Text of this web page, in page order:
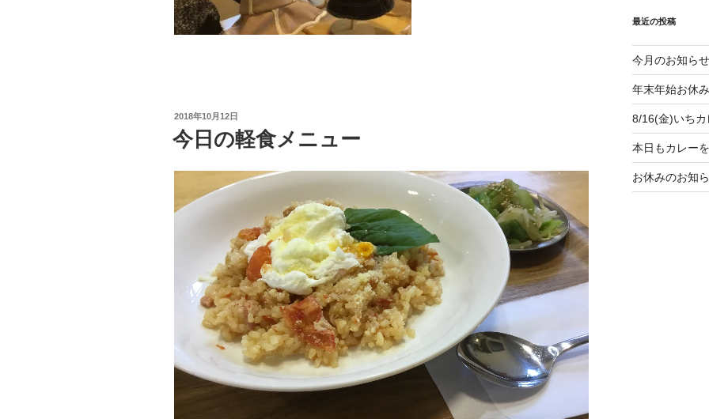
投
稿
日:
2018年10月12日
今日の軽食メニュー
最近の投稿
今月のお知らせ
年末年始お休
8/16(金)いち
本日もカレー
お休みのお知